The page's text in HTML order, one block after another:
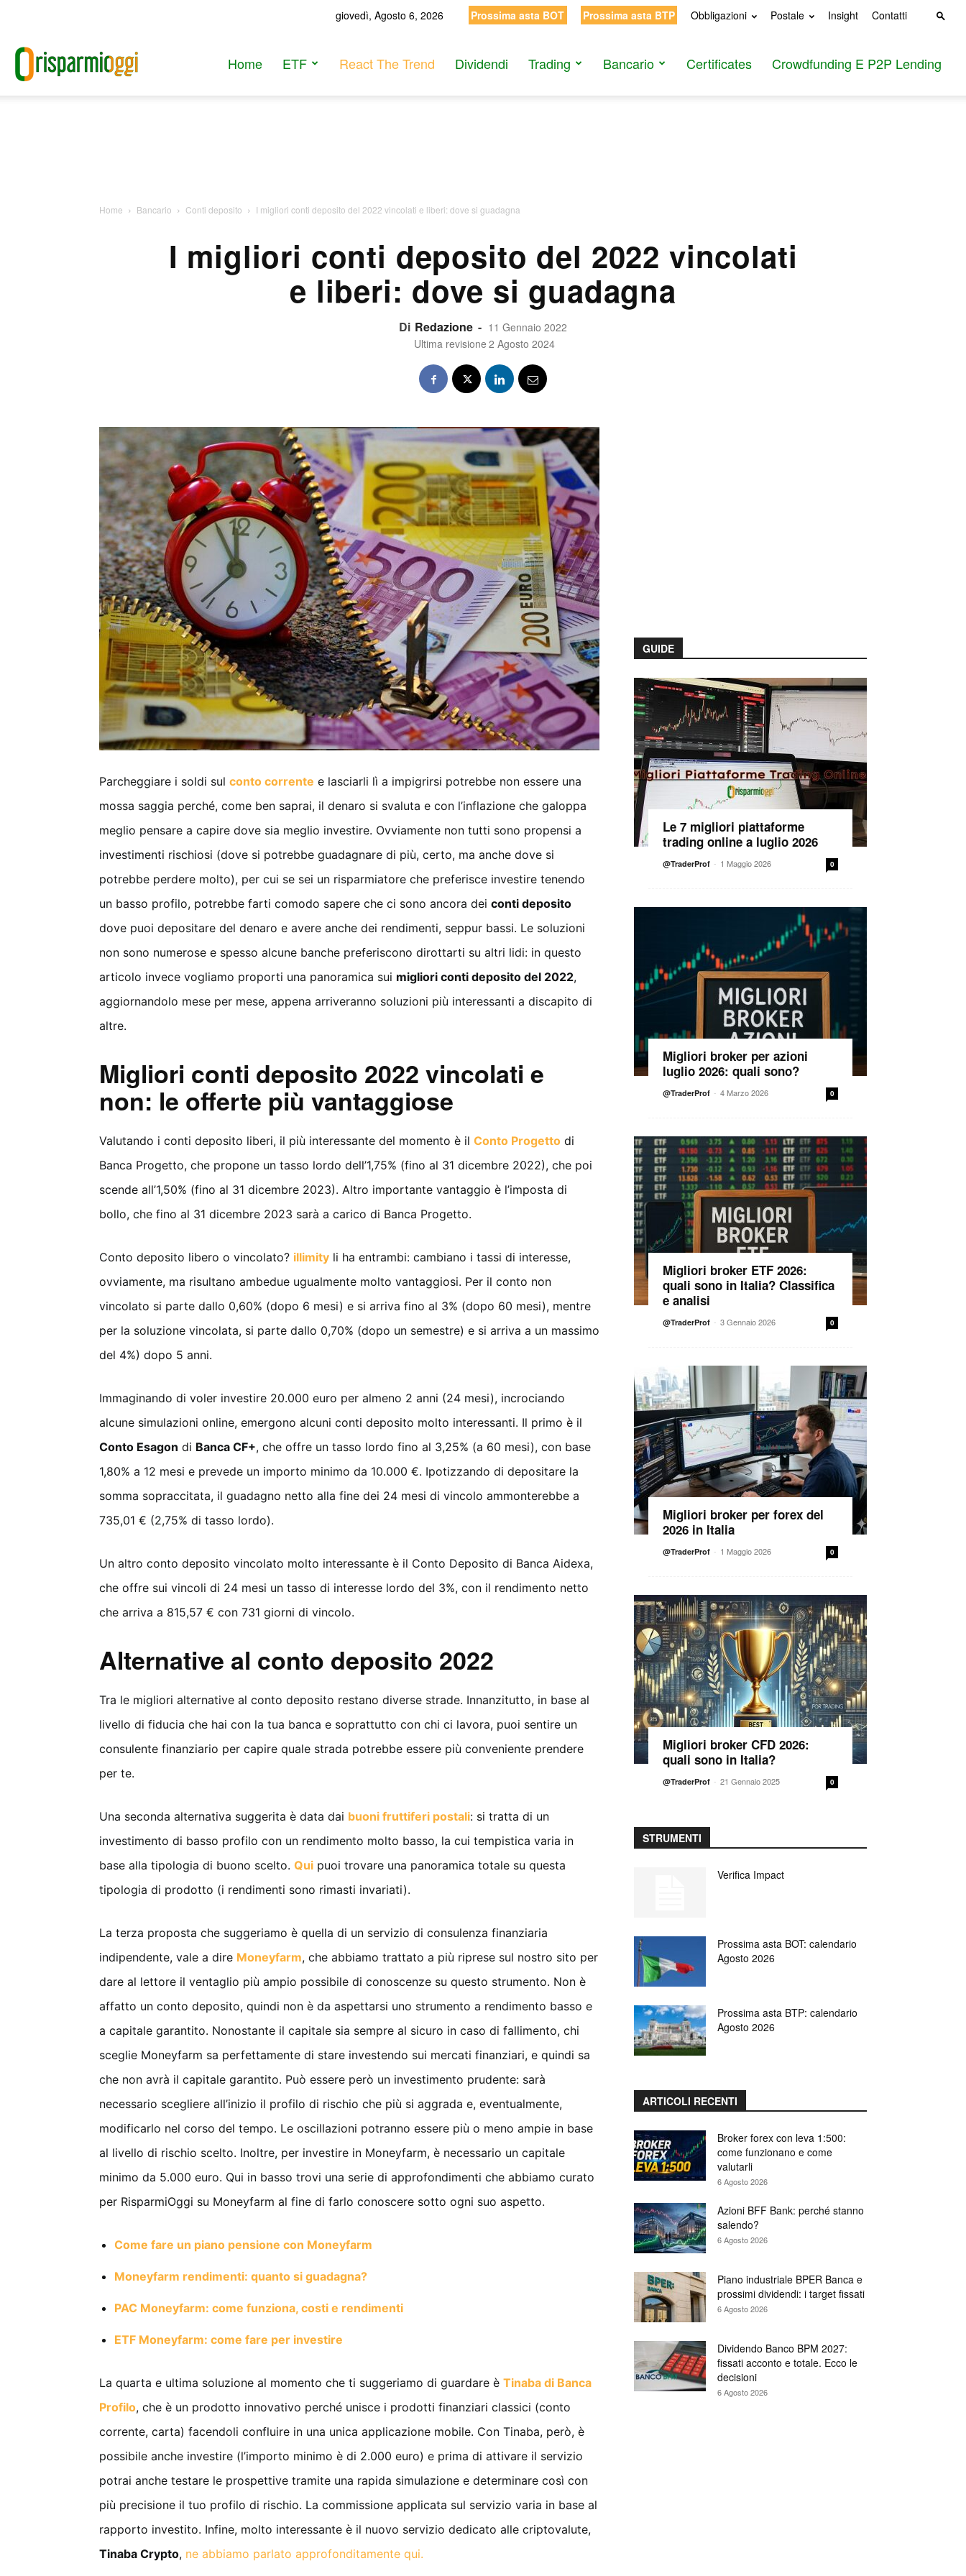
giovedì, Agosto 6, 2026 Prossima asta BOT Prossima asta BTP Obbligazioni Postale Insight Contatti
Home ETF React The Trend Dividendi Trading Bancario Certificates Crowdfunding E P2P Lending
Home Bancario Conti deposito I migliori conti deposito del 2022 vincolati e liberi: dove si guadagna
I migliori conti deposito del 2022 vincolati
e liberi: dove si guadagna
Di Redazione - 11 Gennaio 2022
Ultima revisione 2 Agosto 2024
Parcheggiare i soldi sul conto corrente e lasciarli lì a impigrirsi potrebbe non essere una
mossa saggia perché, come ben saprai, il denaro si svaluta e con l’inflazione che galoppa
meglio pensare a capire dove sia meglio investire. Ovviamente non tutti sono propensi a
investimenti rischiosi (dove si potrebbe guadagnare di più, certo, ma anche dove si
potrebbe perdere molto), per cui se sei un risparmiatore che preferisce investire tenendo
un basso profilo, potrebbe farti comodo sapere che ci sono ancora dei conti deposito
dove puoi depositare del denaro e avere anche dei rendimenti, seppur bassi. Le soluzioni
non sono numerose e spesso alcune banche preferiscono dirottarti su altri lidi: in questo
articolo invece vogliamo proporti una panoramica sui migliori conti deposito del 2022,
aggiornandolo mese per mese, appena arriveranno soluzioni più interessanti a discapito di
altre.
Migliori conti deposito 2022 vincolati e
non: le offerte più vantaggiose
Valutando i conti deposito liberi, il più interessante del momento è il Conto Progetto di
Banca Progetto, che propone un tasso lordo dell’1,75% (fino al 31 dicembre 2022), che poi
scende all’1,50% (fino al 31 dicembre 2023). Altro importante vantaggio è l’imposta di
bollo, che fino al 31 dicembre 2023 sarà a carico di Banca Progetto.
Conto deposito libero o vincolato? illimity li ha entrambi: cambiano i tassi di interesse,
ovviamente, ma risultano ambedue ugualmente molto vantaggiosi. Per il conto non
vincolato si parte dallo 0,60% (dopo 6 mesi) e si arriva fino al 3% (dopo 60 mesi), mentre
per la soluzione vincolata, si parte dallo 0,70% (dopo un semestre) e si arriva a un massimo
del 4%) dopo 5 anni.
Immaginando di voler investire 20.000 euro per almeno 2 anni (24 mesi), incrociando
alcune simulazioni online, emergono alcuni conti deposito molto interessanti. Il primo è il
Conto Esagon di Banca CF+, che offre un tasso lordo fino al 3,25% (a 60 mesi), con base
1,80% a 12 mesi e prevede un importo minimo da 10.000 €. Ipotizzando di depositare la
somma sopraccitata, il guadagno netto alla fine dei 24 mesi di vincolo ammonterebbe a
735,01 € (2,75% di tasso lordo).
Un altro conto deposito vincolato molto interessante è il Conto Deposito di Banca Aidexa,
che offre sui vincoli di 24 mesi un tasso di interesse lordo del 3%, con il rendimento netto
che arriva a 815,57 € con 731 giorni di vincolo.
Alternative al conto deposito 2022
Tra le migliori alternative al conto deposito restano diverse strade. Innanzitutto, in base al
livello di fiducia che hai con la tua banca e soprattutto con chi ci lavora, puoi sentire un
consulente finanziario per capire quale strada potrebbe essere più conveniente prendere
per te.
Una seconda alternativa suggerita è data dai buoni fruttiferi postali: si tratta di un
investimento di basso profilo con un rendimento molto basso, la cui tempistica varia in
base alla tipologia di buono scelto. Qui puoi trovare una panoramica totale su questa
tipologia di prodotto (i rendimenti sono rimasti invariati).
La terza proposta che suggeriamo è quella di un servizio di consulenza finanziaria
indipendente, vale a dire Moneyfarm, che abbiamo trattato a più riprese sul nostro sito per
dare al lettore il ventaglio più ampio possibile di conoscenze su questo strumento. Non è
affatto un conto deposito, quindi non è da aspettarsi uno strumento a rendimento basso e
a capitale garantito. Nonostante il capitale sia sempre al sicuro in caso di fallimento, chi
sceglie Moneyfarm sa perfettamente di stare investendo sui mercati finanziari, e quindi sa
che non avrà il capitale garantito. Può essere però un investimento prudente: sarà
necessario scegliere all’inizio il profilo di rischio che più si aggrada e, eventualmente,
modificarlo nel corso del tempo. Le oscillazioni potranno essere più o meno ampie in base
al livello di rischio scelto. Inoltre, per investire in Moneyfarm, è necessario un capitale
minimo da 5.000 euro. Qui in basso trovi una serie di approfondimenti che abbiamo curato
per RisparmiOggi su Moneyfarm al fine di farlo conoscere sotto ogni suo aspetto.
Come fare un piano pensione con Moneyfarm
Moneyfarm rendimenti: quanto si guadagna?
PAC Moneyfarm: come funziona, costi e rendimenti
ETF Moneyfarm: come fare per investire
La quarta e ultima soluzione al momento che ti suggeriamo di guardare è Tinaba di Banca
Profilo, che è un prodotto innovativo perché unisce i prodotti finanziari classici (conto
corrente, carta) facendoli confluire in una unica applicazione mobile. Con Tinaba, però, è
possibile anche investire (l’importo minimo è di 2.000 euro) e prima di attivare il servizio
potrai anche testare le prospettive tramite una rapida simulazione e determinare così con
più precisione il tuo profilo di rischio. La commissione applicata sul servizio varia in base al
rapporto investito. Infine, molto interessante è il nuovo servizio dedicato alle criptovalute,
Tinaba Crypto, ne abbiamo parlato approfonditamente qui.
GUIDE
Le 7 migliori piattaforme
trading online a luglio 2026
@TraderProf - 1 Maggio 2026 0
Migliori broker per azioni
luglio 2026: quali sono?
@TraderProf - 4 Marzo 2026 0
Migliori broker ETF 2026:
quali sono in Italia? Classifica
e analisi
@TraderProf - 3 Gennaio 2026 0
Migliori broker per forex del
2026 in Italia
@TraderProf - 1 Maggio 2026 0
Migliori broker CFD 2026:
quali sono in Italia?
@TraderProf - 21 Gennaio 2025 0
STRUMENTI
Verifica Impact
Prossima asta BOT: calendario
Agosto 2026
Prossima asta BTP: calendario
Agosto 2026
ARTICOLI RECENTI
Broker forex con leva 1:500:
come funzionano e come
valutarli
6 Agosto 2026
Azioni BFF Bank: perché stanno
salendo?
6 Agosto 2026
Piano industriale BPER Banca e
prossimi dividendi: i target fissati
6 Agosto 2026
Dividendo Banco BPM 2027:
fissati acconto e totale. Ecco le
decisioni
6 Agosto 2026